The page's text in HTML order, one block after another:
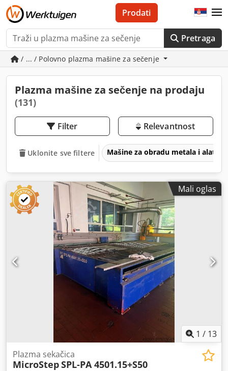
Pretraga
Prodati
/ ... / Polovno plazma mašine za sečenje
Plazma mašine za sečenje na prodaju
(131)
Filter Relevantnost
Uklonite sve filtere Mašine za obradu metala i alatne
Mali oglas
1 / 13
Plazma sekačica
MicroStepSPL-PA 4501.15+S50